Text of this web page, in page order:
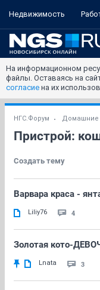
Недвижимость
На информационном
файлы. Оставаясь на
согласие на их
НГС.Форум Домашние
Пристрой:
Создать тему
Варвара краса -
Liliy76 4
Золотая кото-
Lnata 3